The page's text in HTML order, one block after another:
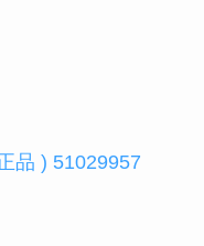
品 ) 51029957